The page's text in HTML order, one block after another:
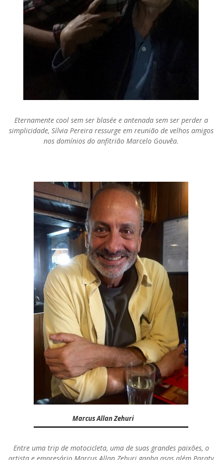
Eternamente cool sem ser blasée e antenada sem ser perder a
simplicidade, Sílvia Pereira ressurge em reunião de velhos amigos
nos domínios do anfitrião Marcelo Gouvêa.
Marcus Allan Zehuri
Entre uma trip de motocicleta, uma de suas grandes paixões, o